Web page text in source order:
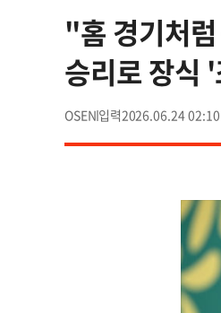
"홈 경기처
승리로 장식
OSEN 2026.06.24 02:10